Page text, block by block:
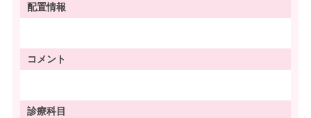
配置情報
コメント
診療科目